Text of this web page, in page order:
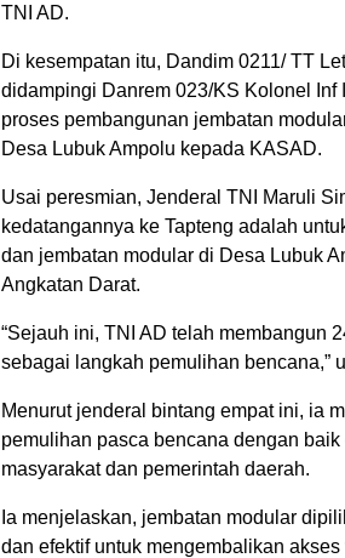
TNI AD.
Di kesempatan itu, Dandim 0211/ TT
didampingi Danrem 023/KS Kolonel Inf
proses pembangunan jembatan
Desa Lubuk Ampolu kepada KASAD.
Usai peresmian, Jenderal TNI Maruli
kedatangannya ke Tapteng adalah
dan jembatan modular di Desa Lubuk
Angkatan Darat.
“Sejauh ini, TNI AD telah membangun
sebagai langkah pemulihan bencana,”
Menurut jenderal bintang empat ini, ia
pemulihan pasca bencana dengan
masyarakat dan pemerintah daerah.
Ia menjelaskan, jembatan modular
dan efektif untuk mengembalikan